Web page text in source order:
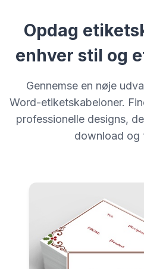
Opdag
enhver stil og
Gennemse en nøje
Word-etiketskabeloner.
professionelle designs,
download og